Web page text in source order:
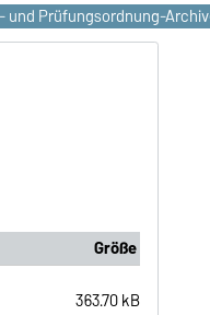
und Prüfungsordnung-Archiv
Größe
363.70 kB